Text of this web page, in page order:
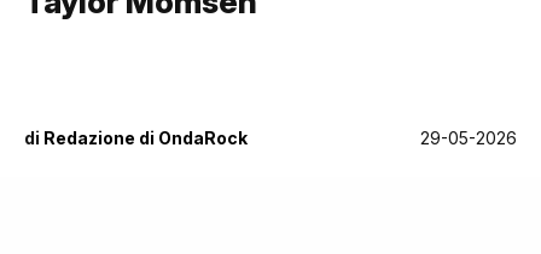
di Redazione di OndaRock 29-05-2026